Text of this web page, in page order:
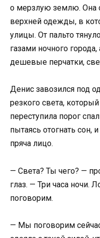
о мерзлую землю. Она
верхней одежды, в
улицы. От пальто
газами ночного
дешевые перчатки,
Денис завозился под
резкого света,
переступила порог
пытаясь отогнать сон,
пряча лицо.
— Света? Ты чего? —
глаз. — Три часа ночи.
поговорим.
— Мы поговорим